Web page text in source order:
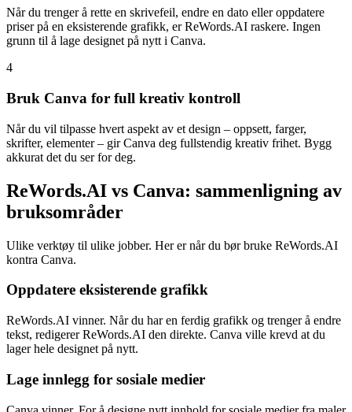
Når du trenger å rette en skrivefeil, endre en dato eller oppdatere
priser på en eksisterende grafikk, er ReWords.AI raskere. Ingen
grunn til å lage designet på nytt i Canva.
4
Bruk Canva for full kreativ kontroll
Når du vil tilpasse hvert aspekt av et design – oppsett, farger,
skrifter, elementer – gir Canva deg fullstendig kreativ frihet. Bygg
akkurat det du ser for deg.
ReWords.AI vs Canva: sammenligning av
bruksområder
Ulike verktøy til ulike jobber. Her er når du bør bruke ReWords.AI
kontra Canva.
Oppdatere eksisterende grafikk
ReWords.AI vinner. Når du har en ferdig grafikk og trenger å endre
tekst, redigerer ReWords.AI den direkte. Canva ville krevd at du
lager hele designet på nytt.
Lage innlegg for sosiale medier